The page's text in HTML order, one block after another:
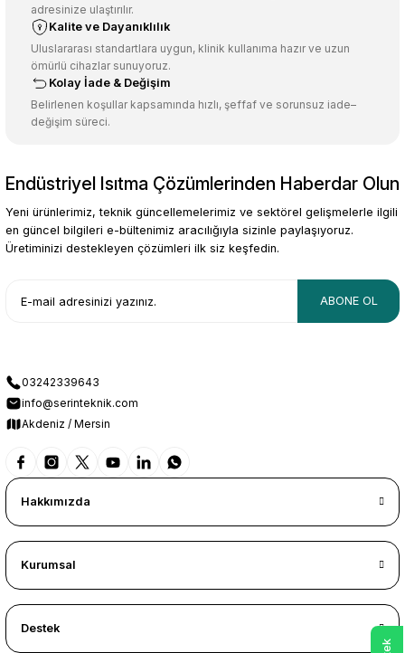
Ürün bilgilerinde hatalar bulunuyor.
Ürün fiyatı diğer sitelerden daha pahalı.
Bu ürüne benzer farklı alternatifler olmalı.
Gönder
adresinize ulaştırılır.
Kalite ve Dayanıklılık
Uluslararası standartlara uygun, klinik kullanıma hazır ve uzun
ömürlü cihazlar sunuyoruz.
Kolay İade & Değişim
Belirlenen koşullar kapsamında hızlı, şeffaf ve sorunsuz iade–
değişim süreci.
Endüstriyel Isıtma Çözümlerinden Haberdar Olun
Yeni ürünlerimiz, teknik güncellemelerimiz ve sektörel gelişmelerle ilgili
en güncel bilgileri e-bültenimiz aracılığıyla sizinle paylaşıyoruz.
Üretiminizi destekleyen çözümleri ilk siz keşfedin.
ABONE OL
03242339643
info@serinteknik.com
Akdeniz / Mersin
Hakkımızda
Kurumsal
Destek